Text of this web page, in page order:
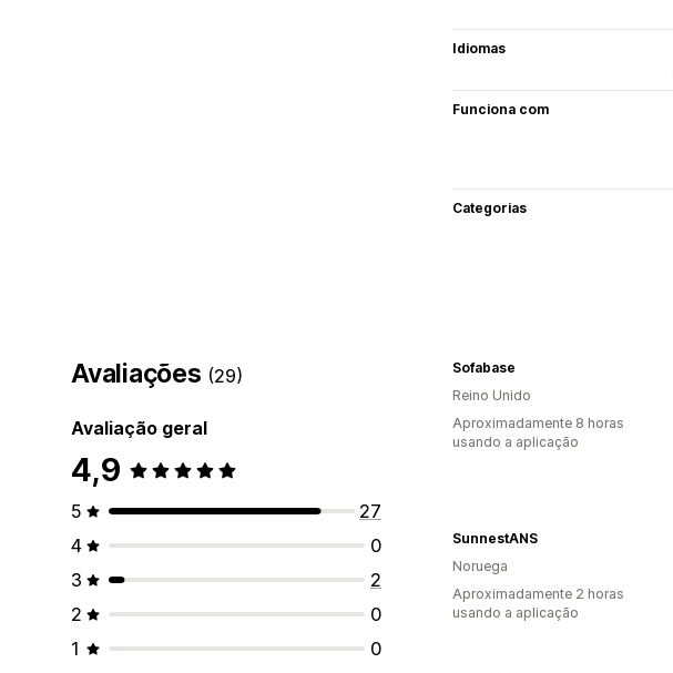
Idiomas
Funciona com
Categorias
Avaliações (29)
Avaliação geral
4,9
5
27
4
0
3
2
2
0
1
0
Sofabase
Reino Unido
Aproximadamente 8 horas
usando a aplicação
SunnestANS
Noruega
Aproximadamente 2 horas
usando a aplicação